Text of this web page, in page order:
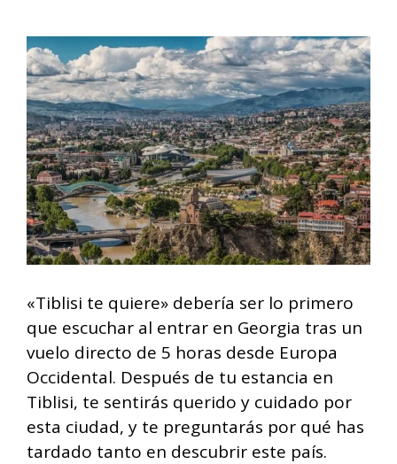
«Tiblisi te quiere» debería ser lo primero
que escuchar al entrar en Georgia tras un
vuelo directo de 5 horas desde Europa
Occidental. Después de tu estancia en
Tiblisi, te sentirás querido y cuidado por
esta ciudad, y te preguntarás por qué has
tardado tanto en descubrir este país.